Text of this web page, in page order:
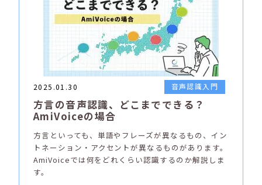
2025.01.30 音声認識入門
方言の音声認識、どこまでできる？
AmiVoiceの場合
方言といっても、単語やフレーズが異なるもの、イン
トネーション・アクセントが異なるものがあります。
AmiVoiceでは何をどれくらい認識するのか解説しま
す。